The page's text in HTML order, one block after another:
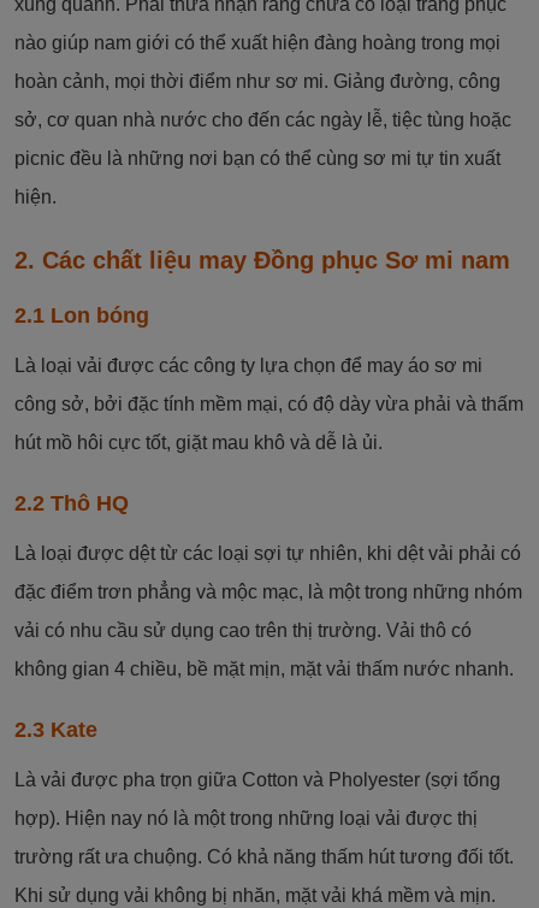
nào giúp nam giới có thể xuất hiện đàng hoàng trong mọi
hoàn cảnh, mọi thời điểm như sơ mi. Giảng đường, công
sở, cơ quan nhà nước cho đến các ngày lễ, tiệc tùng hoặc
picnic đều là những nơi bạn có thể cùng sơ mi tự tin xuất
hiện.
2. Các chất liệu may Đồng phục Sơ mi nam
2.1 Lon bóng
Là loại vải được các công ty lựa chọn để may áo sơ mi
công sở, bởi đặc tính mềm mại, có độ dày vừa phải và thấm
hút mồ hôi cực tốt, giặt mau khô và dễ là ủi.
2.2 Thô HQ
Là loại được dệt từ các loại sợi tự nhiên, khi dệt vải phải có
đặc điểm trơn phẳng và mộc mạc, là một trong những nhóm
vải có nhu cầu sử dụng cao trên thị trường. Vải thô có
không gian 4 chiều, bề mặt mịn, mặt vải thấm nước nhanh.
2.3 Kate
Là vải được pha trọn giữa Cotton và Pholyester (sợi tổng
hợp). Hiện nay nó là một trong những loại vải được thị
trường rất ưa chuộng. Có khả năng thấm hút tương đối tốt.
Khi sử dụng vải không bị nhăn, mặt vải khá mềm và mịn.